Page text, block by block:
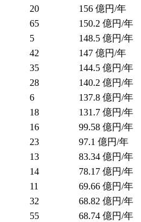
20 156 億円/年
65 150.2 億円/年
5 148.5 億円/年
42 147 億円/年
35 144.5 億円/年
28 140.2 億円/年
6 137.8 億円/年
18 131.7 億円/年
16 99.58 億円/年
23 97.1 億円/年
13 83.34 億円/年
14 78.17 億円/年
11 69.66 億円/年
32 68.82 億円/年
55 68.74 億円/年